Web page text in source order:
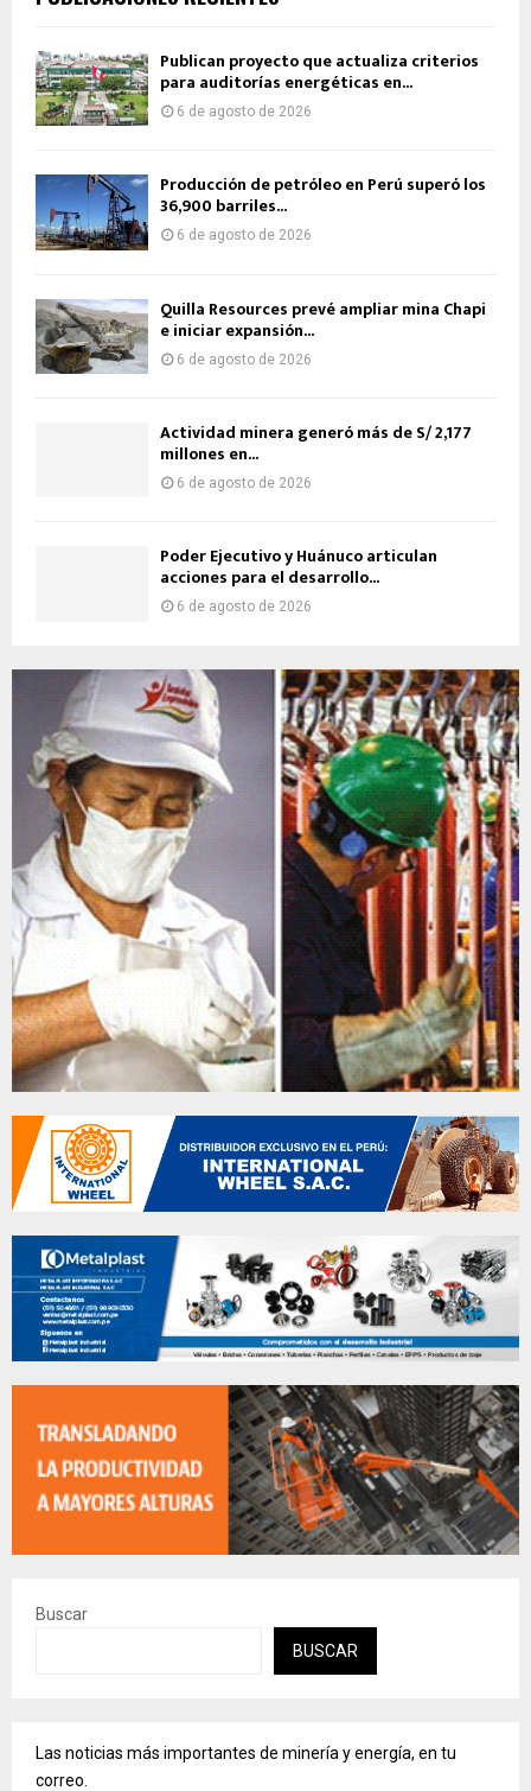
Publican proyecto que actualiza criterios
para auditorías energéticas en...
6 de agosto de 2026
Producción de petróleo en Perú superó los
36,900 barriles...
6 de agosto de 2026
Quilla Resources prevé ampliar mina Chapi
e iniciar expansión...
6 de agosto de 2026
Actividad minera generó más de S/ 2,177
millones en...
6 de agosto de 2026
Poder Ejecutivo y Huánuco articulan
acciones para el desarrollo...
6 de agosto de 2026
Buscar
BUSCAR
Las noticias más importantes de minería y energía, en tu
correo.